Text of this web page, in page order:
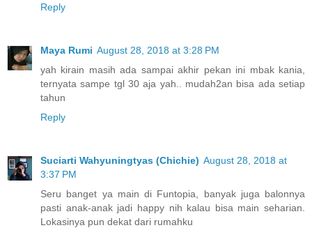
Reply
Maya Rumi August 28, 2018 at 3:28 PM
yah kirain masih ada sampai akhir pekan ini mbak kania,
ternyata sampe tgl 30 aja yah.. mudah2an bisa ada setiap
tahun
Reply
Suciarti Wahyuningtyas (Chichie) August 28, 2018 at
3:37 PM
Seru banget ya main di Funtopia, banyak juga balonnya
pasti anak-anak jadi happy nih kalau bisa main seharian.
Lokasinya pun dekat dari rumahku